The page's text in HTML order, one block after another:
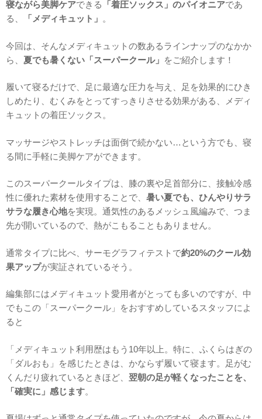
寝ながら美脚ケアできる 「着圧ソックス」のパイオニアであ
る、
「メディキュット」 。
今回は、そんなメディキュットの数あるラインナップのなかか
ら、 夏でも暑くない「スーパークール」 をご紹介します！
履いて寝るだけで、足に最適な圧力を与え、
足を効果的にひき
しめたり、むくみをとってすっきりさせる効果がある、メディ
キュットの着圧ソックス。
マッサージやストレッチは面倒で続かない…という方でも、寝
る間に手軽に美脚ケアができます。
このスーパークールタイプは、膝の裏や足首部分に、接触冷感
性に優れた素材を使用することで、 暑い夏でも、ひんやりサラ
サラな履き心地を実現。通気性のあるメッシュ風編みで、つま
先が開いているので、熱がこもることもありません。
通常タイプに比べ、サーモグラフィテストで約20%のクール効
果アップが実証されているそう。
編集部にはメディキュット愛用者がとっても多いのですが、中
でもこの「スーパークール」をおすすめしているスタッフによ
ると
「メディキュット利用歴はもう10年以上。特に、ふくらはぎの
「ダルおも」を感じたときは、かならず履いて寝ます。足がむ
くんだり疲れているときほど、 翌朝の足が軽くなったことを、
「確実に」感じます。